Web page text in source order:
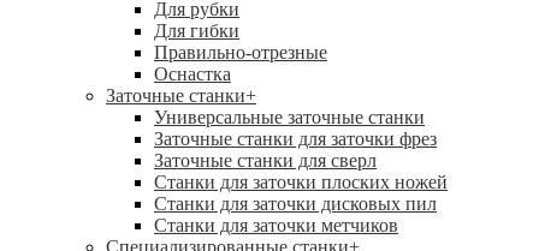
Для рубки
Для гибки
Правильно-отрезные
Оснастка
Заточные станки+
Универсальные заточные станки
Заточные станки для заточки фрез
Заточные станки для сверл
Станки для заточки плоских ножей
Станки для заточки дисковых пил
Станки для заточки метчиков
Специализированные станки+